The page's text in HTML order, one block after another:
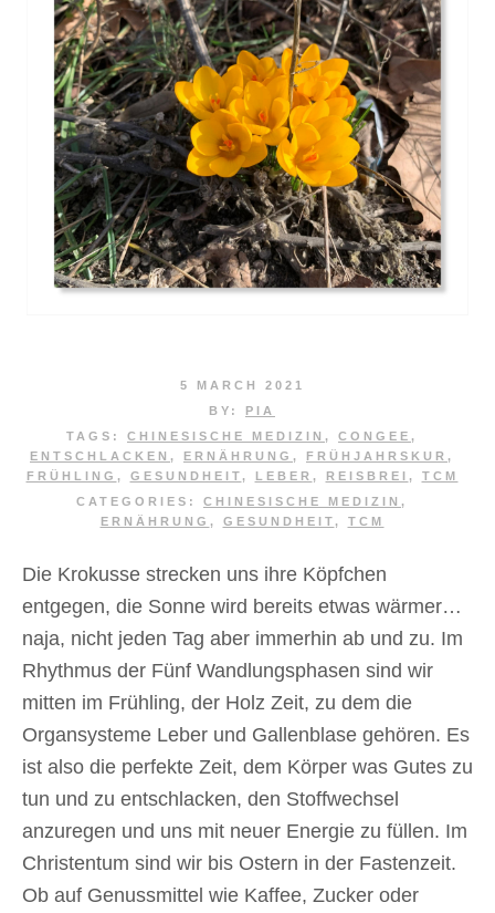
5 MARCH 2021
BY: PIA
TAGS: CHINESISCHE MEDIZIN , CONGEE ,
ENTSCHLACKEN , ERNÄHRUNG , FRÜHJAHRSKUR ,
FRÜHLING , GESUNDHEIT , LEBER , REISBREI , TCM
CATEGORIES: CHINESISCHE MEDIZIN ,
ERNÄHRUNG , GESUNDHEIT , TCM
Die Krokusse strecken uns ihre Köpfchen
entgegen, die Sonne wird bereits etwas wärmer…
naja, nicht jeden Tag aber immerhin ab und zu. Im
Rhythmus der Fünf Wandlungsphasen sind wir
mitten im Frühling, der Holz Zeit, zu dem die
Organsysteme Leber und Gallenblase gehören. Es
ist also die perfekte Zeit, dem Körper was Gutes zu
tun und zu entschlacken, den Stoffwechsel
anzuregen und uns mit neuer Energie zu füllen. Im
Christentum sind wir bis Ostern in der Fastenzeit.
Ob auf Genussmittel wie Kaffee, Zucker oder